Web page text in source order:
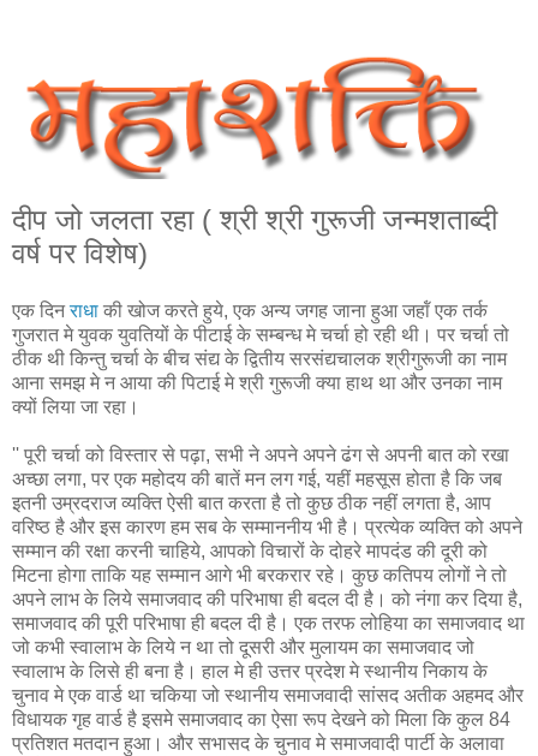
दीप जो जलता रहा ( श्री श्री गुरूजी जन्‍मशताब्‍दी
वर्ष पर विशेष)
एक दिनराधा की खोज करते हुये, एक अन्‍य जगह जाना हुआ जहॉं एक तर्क
गुजरात मे युवक युवतियों के पीटाई के सम्‍बन्‍ध मे चर्चा हो रही थी। पर चर्चा तो
ठीक थी किन्‍तु चर्चा के बीच संद्य के द्वितीय सरसंद्यचालक श्रीगुरूजी का नाम
आना समझ मे न आया की पिटाई मे श्री गुरूजी क्‍या हाथ था और उनका नाम
क्‍यों लिया जा रहा।
'' पूरी चर्चा को विस्तार से पढ़ा, सभी ने अपने अपने ढंग से अपनी बात को रखा
अच्छा लगा, पर एक महोदय की बातें मन लग गई, यहीं महसूस होता है कि जब
इतनी उम्रदराज व्‍यक्ति ऐसी बात करता है तो कुछ ठीक नहीं लगता है, आप
वरिष्ठ है और इस कारण हम सब के सम्‍माननीय भी है। प्रत्‍येक व्‍यक्ति को अपने
सम्मान की रक्षा करनी चाहिये, आपको विचारों के दोहरे मापदंड की दूरी को
मिटना होगा ताकि यह सम्मान आगे भी बरकरार रहे। कुछ कतिपय लोगों ने तो
अपने लाभ के लिये समाजवाद की परिभाषा ही बदल दी है। को नंगा कर दिया है,
समाजवाद की पूरी परिभाषा ही बदल दी है। एक तरफ लोहिया का समाजवाद था
जो कभी स्‍वालाभ के लिये न था तो दूसरी और मुलायम का समाजवाद जो
स्‍वालाभ के लिसे ही बना है। हाल मे ही उत्तर प्रदेश मे स्थानीय निकाय के
चुनाव मे एक वार्ड था चकिया जो स्थानीय समाजवादी सांसद अतीक अहमद और
विधायक गृह वार्ड है इसमे समाजवाद का ऐसा रूप देखने को मिला कि कुल 84
प्रतिशत मतदान हुआ। और सभासद के चुनाव मे समाजवादी पार्टी के अलावा